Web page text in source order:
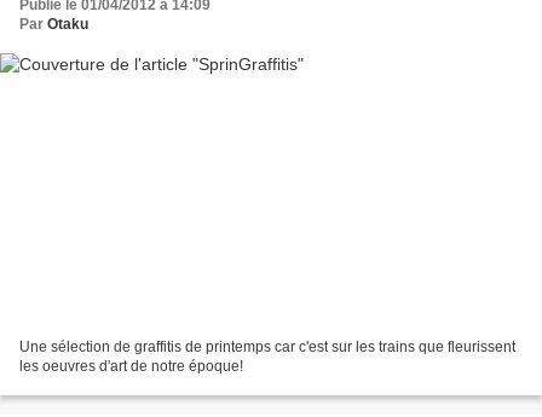
Publié le 01/04/2012 à 14:09
Par Otaku
Une sélection de graffitis de printemps car c'est sur les trains que fleurissent
les oeuvres d'art de notre époque!